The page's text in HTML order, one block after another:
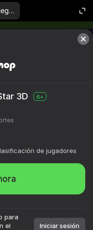
Todos los juegos
3D 6+
de jugadores
para
el
Iniciar sesión